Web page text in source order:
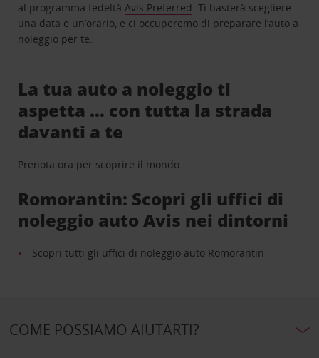
al programma fedeltàAvis Preferred. Ti basterà scegliere
una data e un’orario, e ci occuperemo di preparare l’auto a
noleggio per te.
La tua auto a noleggio ti
aspetta … con tutta la strada
davanti a te
Prenota ora per scoprire il mondo.
Romorantin: Scopri gli uffici di
noleggio auto Avis nei dintorni
Scopri tutti gli uffici di noleggio auto Romorantin
COME POSSIAMO AIUTARTI?